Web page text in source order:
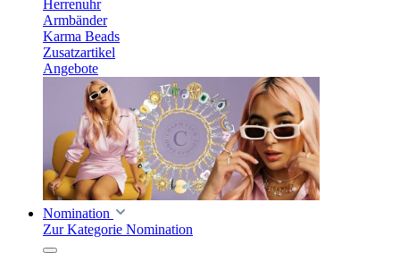
Herrenuhr
Armbänder
Karma Beads
Zusatzartikel
Angebote
Nomination
Zur Kategorie Nomination